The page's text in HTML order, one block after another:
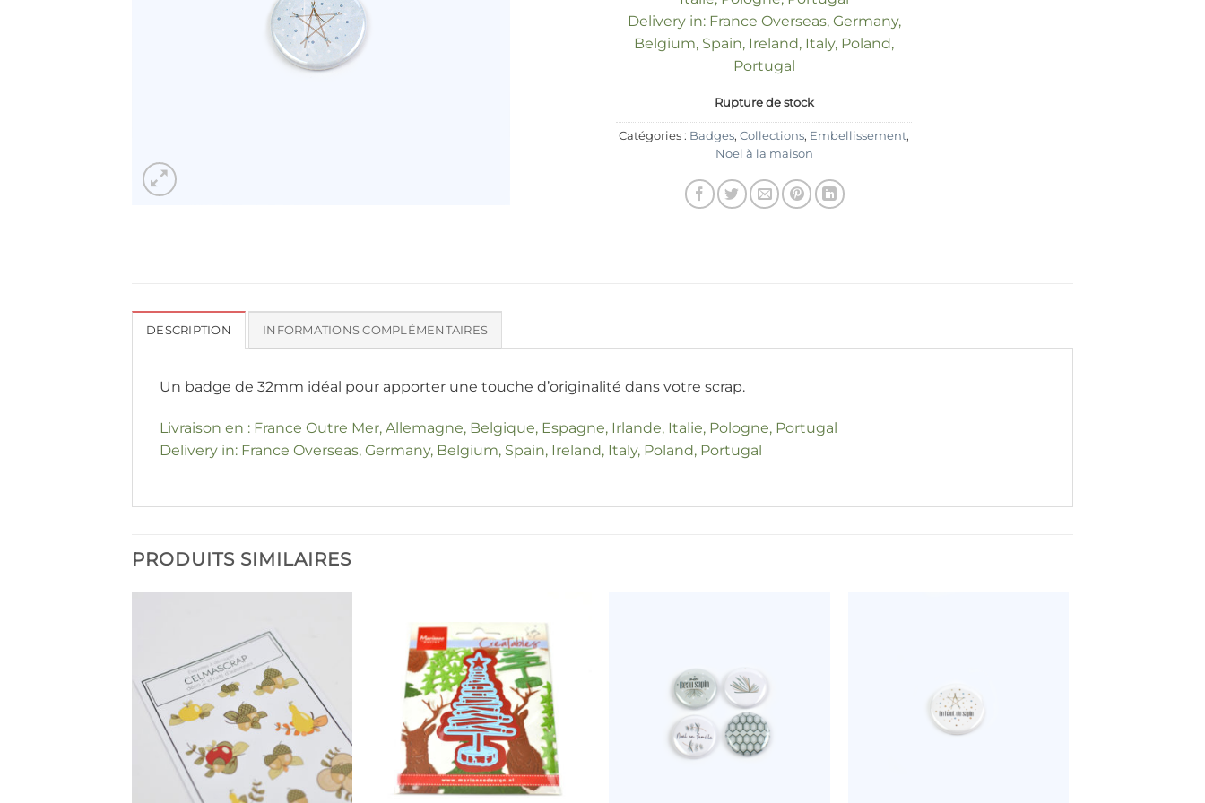
Delivery in: France Overseas, Germany,
Belgium, Spain, Ireland, Italy, Poland,
Portugal
Rupture de stock
Catégories : Badges, Collections, Embellissement,
Noel à la maison
DESCRIPTION INFORMATIONS COMPLÉMENTAIRES
Un badge de 32mm idéal pour apporter une touche d’originalité dans votre scrap.
Livraison en : France Outre Mer, Allemagne, Belgique, Espagne, Irlande, Italie, Pologne, Portugal
Delivery in: France Overseas, Germany, Belgium, Spain, Ireland, Italy, Poland, Portugal
PRODUITS SIMILAIRES